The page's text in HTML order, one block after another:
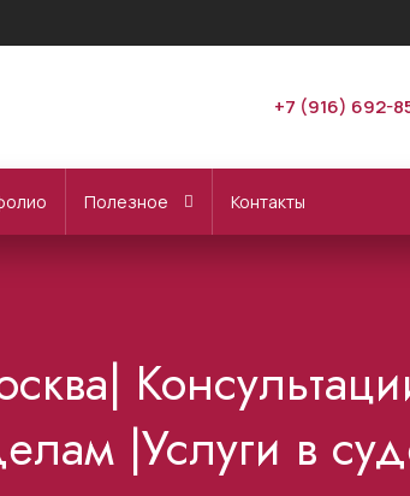
+7 (916) 692-
Полезное Контакты
|Услуги в